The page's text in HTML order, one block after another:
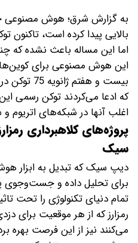
بالایی پیدا کرده است، تاکنون
اما این مساله باعث نشده که
این هوش مصنوعی برای
بیست و
که ادعا می‌کردند توکن رسمی
اغلب آنها در شبکه‌های اتریوم و
پروژه‌های کلاهبرداری
سیک
دیپ سیک که تبدیل به ابزار
برای تحلیل داده و جست‌وجوی
تمام دنیای تکنولوژی را تحت
رمزارز که از هر موقعیت برای
می‌کنند نیز از این فرصت بهره